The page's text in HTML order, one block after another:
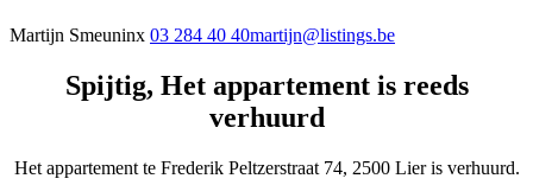
Martijn Smeuninx 03 284 40 40martijn@listings.be
Spijtig, Het appartement is reeds
verhuurd
Het appartement te Frederik Peltzerstraat 74, 2500 Lier is verhuurd.